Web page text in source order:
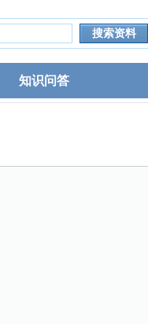
知识问答